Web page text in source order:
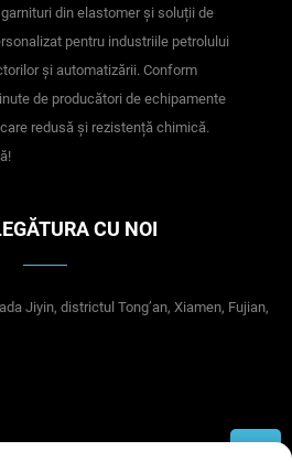
din elastomer și soluții de
pentru industriile petrolului
și automatizării. Conform
de producători de echipamente
redusă și rezistență chimică.
CU NOI
Jiyin, districtul Tong’an, Xiamen, Fujian,